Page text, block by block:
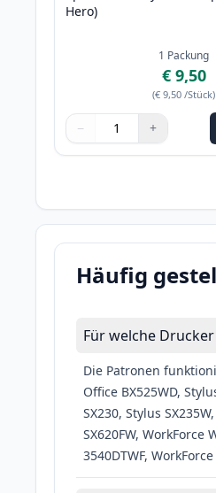
Hero)
1 Packung
€ 9,50
(€ 9,50 /Stück)
Menge
Verwenden Sie die
− +
Menge 1
Häufig
Für welche
Die Patronen
Office BX525WD,
SX230, Stylus
SX620FW, WorkForce
3540DTWF,